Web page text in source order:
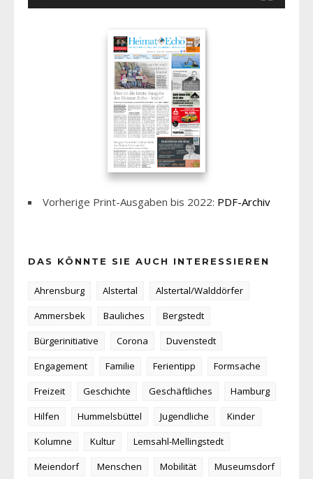
Vorherige Print-Ausgaben bis 2022: PDF-Archiv
DAS KÖNNTE SIE AUCH INTERESSIEREN
Ahrensburg Alstertal
Alstertal/Walddörfer
Ammersbek
Bauliches
Bergstedt
Bürgerinitiative
Corona
Duvenstedt
Engagement
Familie Ferientipp
Formsache
Freizeit
Geschichte Geschäftliches
Hamburg
Hilfen
Hummelsbüttel Jugendliche
Kinder
Kolumne
Kultur
Lemsahl-Mellingstedt
Meiendorf
Menschen Mobilität
Museumsdorf